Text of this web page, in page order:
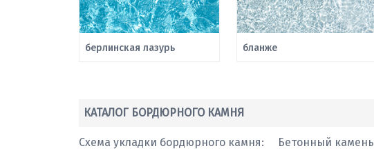
берлинская лазурь бланже
КАТАЛОГ БОРДЮРНОГО КАМНЯ
Схема укладки бордюрного камня: Бетонный камень